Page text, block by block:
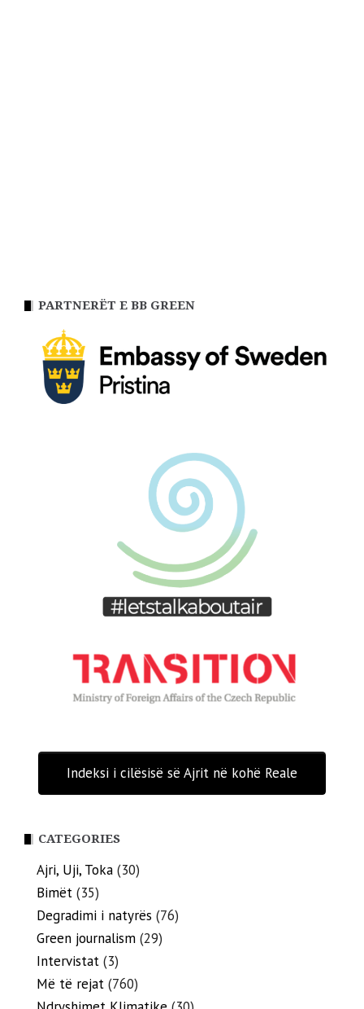
PARTNERËT E BB GREEN
Indeksi i cilësisë së Ajrit në kohë Reale
CATEGORIES
Ajri, Uji, Toka (30)
Bimët (35)
Degradimi i natyrës (76)
Green journalism (29)
Intervistat (3)
Më të rejat (760)